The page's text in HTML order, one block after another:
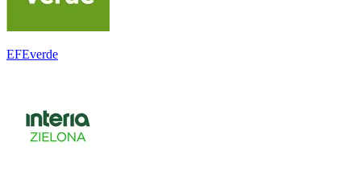
EFEverde